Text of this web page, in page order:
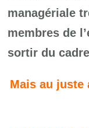
managériale
membres de
sortir du
Mais au juste